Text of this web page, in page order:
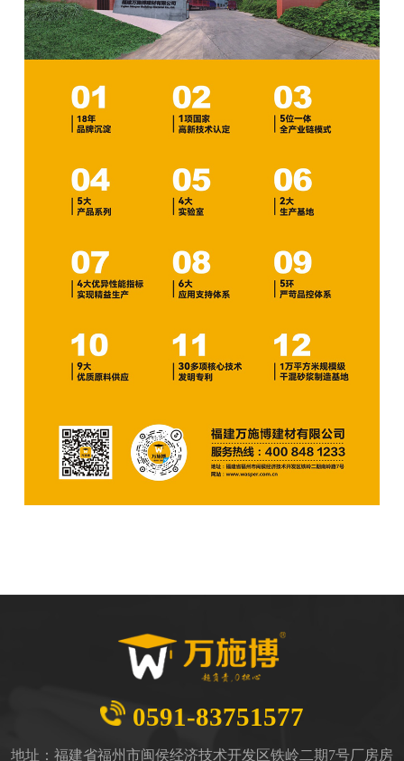
0591-83751577
地址：福建省福州市闽侯经济技术开发区铁岭二期7号厂房房